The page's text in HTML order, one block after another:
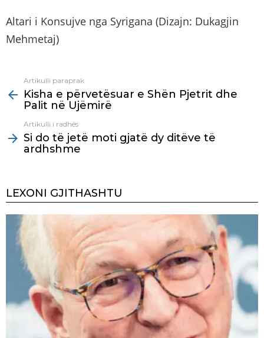
Altari i Konsujve nga Syrigana (Dizajn: Dukagjin
Mehmetaj)
more
Artikulli paraprak
Kisha e përvetësuar e Shën Pjetrit dhe
Palit në Ujëmirë
Artikulli i radhës
Si do të jetë moti gjatë dy ditëve të
ardhshme
LEXONI GJITHASHTU